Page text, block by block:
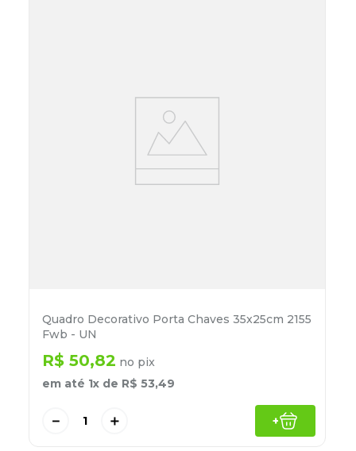
Quadro Decorativo Porta Chaves 35x25cm 2155
Fwb - UN
R$ 50,82 no pix
em até 1x de R$ 53,49
＋
－ +